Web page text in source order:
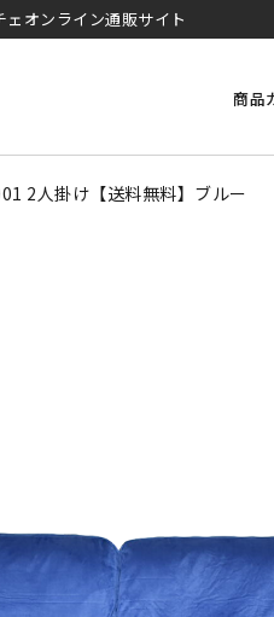
オンライン通販サイト
商品
2人掛け【送料無料】ブルー